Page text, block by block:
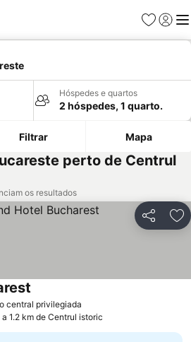
Favoritos
Iniciar
Hóspedes e quartos
2 hóspedes, 1 quarto.
Filtrar Mapa
perto de Centrul
os resultados
Partilhar
central privilegiada
a 1.2 km de Centrul istoric